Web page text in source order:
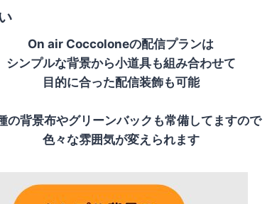
On air Coccoloneの配信プランは
シンプルな背景から小道具も組み合わせて
目的に合った配信装飾も可能
の背景布やグリーンバックも常備してますので
色々な雰囲気が変えられます